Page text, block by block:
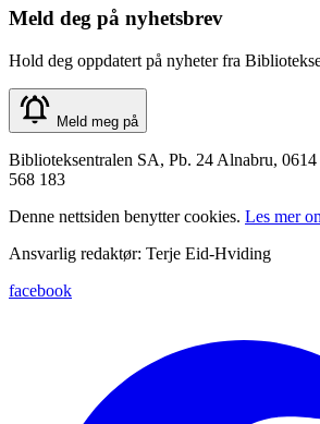
Meld deg på nyhetsbrev
Hold deg oppdatert på nyheter fra
Meld meg på
Biblioteksentralen SA, Pb. 24 Alnabru,
568 183
Denne nettsiden benytter cookies. Les mer
Ansvarlig redaktør: Terje Eid-Hviding
facebook